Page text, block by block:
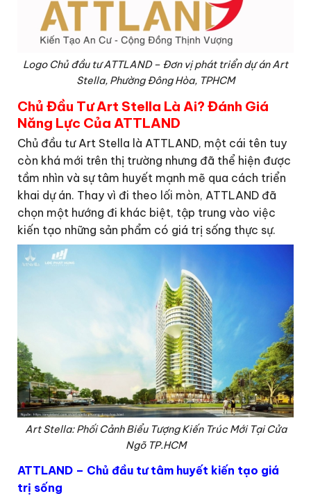
Logo Chủ đầu tư ATTLAND – Đơn vị phát triển dự án Art
Stella, Phường Đông Hòa, TPHCM
Chủ Đầu Tư Art Stella Là Ai? Đánh Giá
Năng Lực Của ATTLAND
Chủ đầu tư Art Stella là ATTLAND, một cái tên tuy
còn khá mới trên thị trường nhưng đã thể hiện được
tầm nhìn và sự tâm huyết mạnh mẽ qua cách triển
khai dự án. Thay vì đi theo lối mòn, ATTLAND đã
chọn một hướng đi khác biệt, tập trung vào việc
kiến tạo những sản phẩm có giá trị sống thực sự.
Art Stella: Phối Cảnh Biểu Tượng Kiến Trúc Mới Tại Cửa
Ngõ TP.HCM
ATTLAND – Chủ đầu tư tâm huyết kiến tạo giá
trị sống